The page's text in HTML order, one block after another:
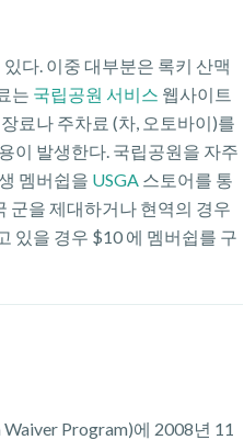
다. 이중 대부분은 록키 산맥
는 국립공원 서비스 웹사이트
료나 주차료 (차, 오토바이)를
이 발생한다. 국립공원을 자주
멤버쉽을 USGA 스토어를 통
군을 제대하거나 현역의 경우
있을 경우 $10 에 멤버쉽를 구
Program)에 2008년 11